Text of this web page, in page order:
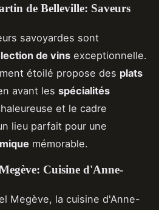
de Belleville: Saveurs
savoyardes sont
de vins exceptionnelle.
étoilé propose des plats
avant les spécialités
et le cadre
lieu parfait pour une
mémorable.
Cuisine d'Anne-
Megève, la cuisine d'Anne-